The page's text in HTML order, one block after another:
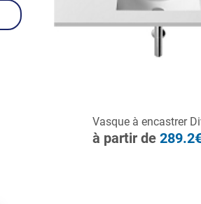
Vasque à encastrer
à partir de
Demande de devis